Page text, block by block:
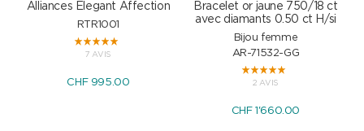
Alliances Elegant Affection
RTR1001
7 AVIS
CHF 995.00
Bracelet or jaune 750/18 ct
avec diamants 0.50 ct H/si
Bijou femme
AR-71532-GG
2 AVIS
CHF 1'660.00